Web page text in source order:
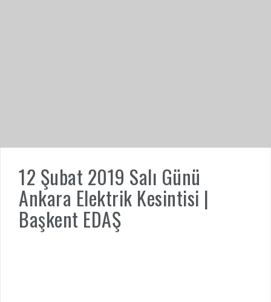
12 Şubat 2019 Salı Günü
Ankara Elektrik Kesintisi |
Başkent EDAŞ